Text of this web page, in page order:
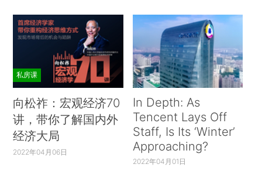
私房课
向松祚：宏观经济70
讲，带你了解国内外
经济大局
2022年04月06日
In Depth: As
Tencent Lays Off
Staff, Is Its ‘Winter’
Approaching?
2022年04月01日